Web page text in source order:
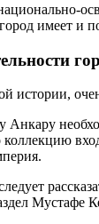
имеет и
истории,
Мустафе